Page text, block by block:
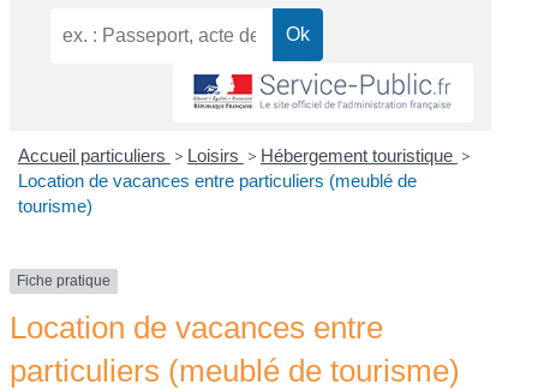
Accueil particuliers > Loisirs > Hébergement touristique >
Location de vacances entre particuliers (meublé de
tourisme)
Fiche pratique
Location de vacances entre
particuliers (meublé de tourisme)